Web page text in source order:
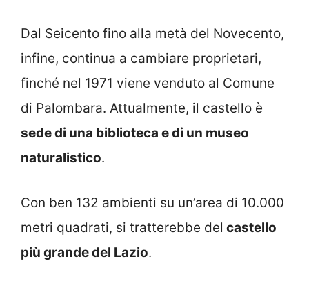
Dal Seicento fino alla metà del Novecento,
infine, continua a cambiare proprietari,
finché nel 1971 viene venduto al Comune
di Palombara. Attualmente, il castello è
sede di una biblioteca e di un museo
naturalistico.
Con ben 132 ambienti su un’area di 10.000
metri quadrati, si tratterebbe del castello
più grande del Lazio.